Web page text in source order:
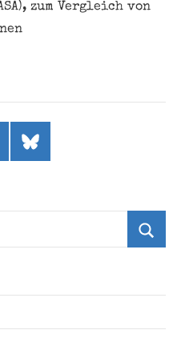
zum Vergleich von
bluesky